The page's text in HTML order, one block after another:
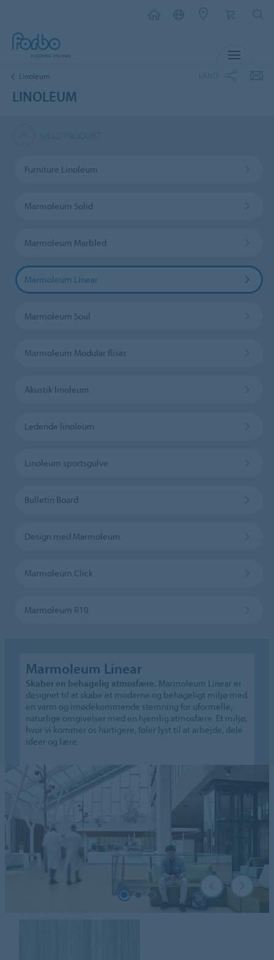
Linoleum
LINOLEUM
Furniture Linoleum
Marmoleum Solid
Marmoleum Marbled
Marmoleum Linear
Marmoleum Soul
Marmoleum Modular fliser
Akustik linoleum
Ledende linoleum
Linoleum sportsgulve
Bulletin Board
Design med Marmoleum
Marmoleum Click
Marmoleum R10
Marmoleum Linear
Skaber en behagelig atmosfære. Marmoleum Linear er
designet til at skabe et moderne og behageligt miljø med
en varm og imødekommende stemning for uformelle,
naturlige omgivelser med en hjemlig atmosfære. Et miljø,
hvor vi kommer os hurtigere, føler lyst til at arbejde, dele
ideer og lære.